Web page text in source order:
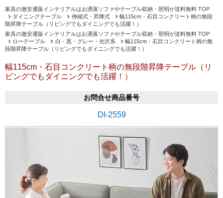
家具の激安通販インテリアルはお洒落ソファやテーブル収納・照明が送料無料 TOP
ダイニングテーブル
伸縮式・昇降式
幅115cm・石目コンクリート柄の無段
階昇降テーブル（リビングでもダイニングでも活躍！）
家具の激安通販インテリアルはお洒落ソファやテーブル収納・照明が送料無料 TOP
ローテーブル
白・黒・グレー・光沢系
幅115cm・石目コンクリート柄の無
段階昇降テーブル（リビングでもダイニングでも活躍！）
幅115cm・石目コンクリート柄の無段階昇降テーブル（リ
ビングでもダイニングでも活躍！）
お問合せ商品番号
DI-2559